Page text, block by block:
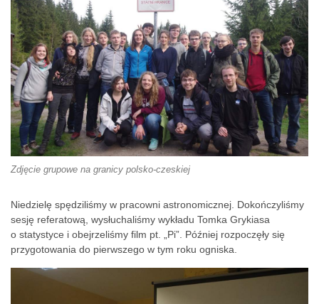
Zdjęcie grupowe na granicy polsko-czeskiej
Niedzielę spędziliśmy w pracowni astronomicznej. Dokończyliśmy
sesję referatową, wysłuchaliśmy wykładu Tomka Grykiasa
o statystyce i obejrzeliśmy film pt. „Pi”. Później rozpoczęły się
przygotowania do pierwszego w tym roku ogniska.